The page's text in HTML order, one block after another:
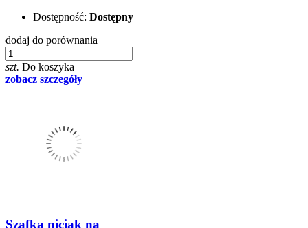
Dostępność: Dostępny
dodaj do porównania
szt. Do koszyka
zobacz szczegóły
Szafka niciak na